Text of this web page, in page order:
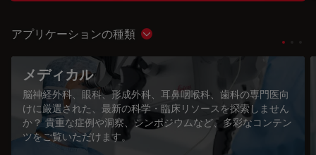
アプリケーションの種類 Show subnavigation
メディカル
脳神経外科、眼科、形成外科、耳鼻咽喉科、歯科の専門医向
けに厳選された、最新の科学・臨床リソースを探索しません
か？ 貴重な症例や洞察、シンポジウムなど、多彩なコンテン
ツをご覧いただけます。